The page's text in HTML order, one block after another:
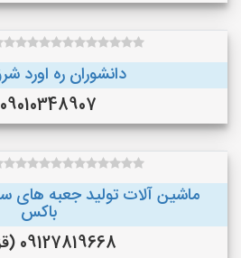
دانشوران ره اورد
09010348907 ()
ماشین آلات تولید جعبه های
باکس
09127819668 (قزوین)